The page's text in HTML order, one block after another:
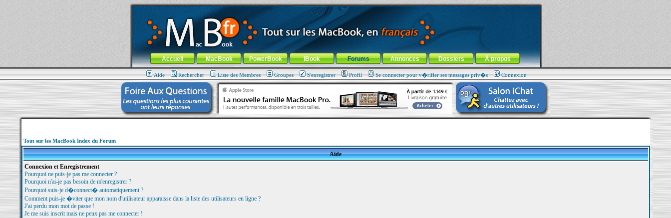
MacBook-fr.com : 100% Apple... 100% nomade !
Aller au contenu-Aller au menu général-Aller au menu de la rubrique
Menu général
Accueil MacBook PowerBook iBook Forums Annonces Dossiers À propos
Aide Rechercher Liste des Membres Groupes S'enregistrer Profil Se connecter pour v�rifier ses messages priv�s Connexion
Tout sur les MacBook Index du Forum
Aide
Connexion et Enregistrement
Pourquoi ne puis-je pas me connecter ?
Pourquoi n'ai-je pas besoin de m'enregistrer ?
Pourquoi suis-je d�connect� automatiquement ?
Comment puis-je �viter que mon nom d'utilisateur apparaisse dans la liste des utilisateurs en ligne ?
J'ai perdu mon mot de passe !
Je me suis inscrit mais ne peux pas me connecter !